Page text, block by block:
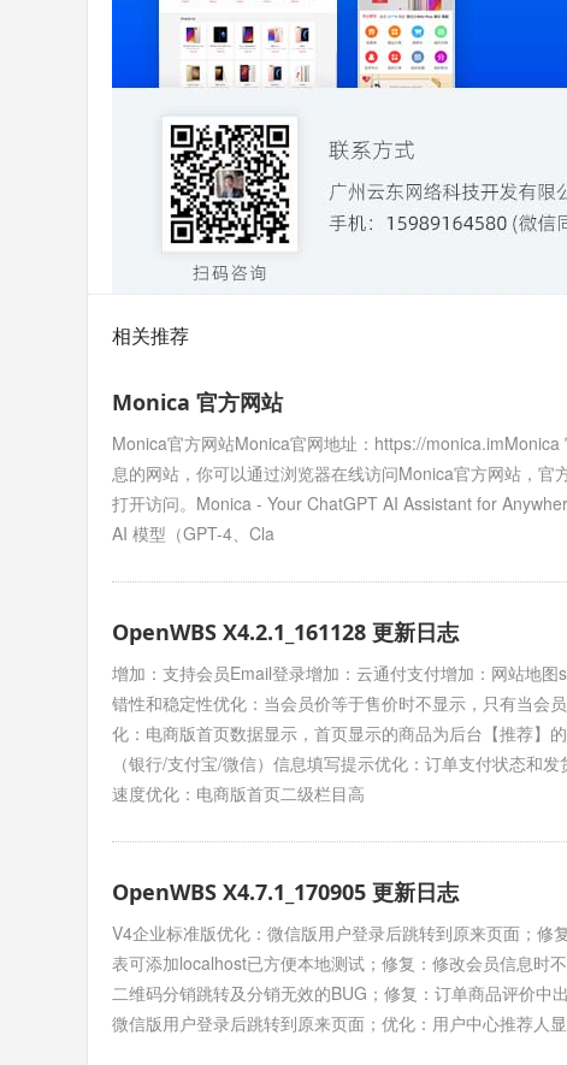
相关推荐
Monica 官方网站
Monica官方网站Monica官网地址：https://
息的网站，你可以通过浏览器在线访问Monica官方网站，
打开访问。Monica - Your ChatGPT AI Assistant for
AI 模型（GPT-4、Cla
OpenWBS X4.2.1_161128 更新日志
增加：支持会员Email登录增加：云通付支付增加：网站地
错性和稳定性优化：当会员价等于售价时不显示，只有当会
化：电商版首页数据显示，首页显示的商品为后台【推荐】
（银行/支付宝/微信）信息填写提示优化：订单支付状态和
速度优化：电商版首页二级栏目高
OpenWBS X4.7.1_170905 更新日志
V4企业标准版优化：微信版用户登录后跳转到原来页面；
表可添加localhost已方便本地测试；修复：修改会员信息时
二维码分销跳转及分销无效的BUG；修复：订单商品评价中
微信版用户登录后跳转到原来页面；优化：用户中心推荐人